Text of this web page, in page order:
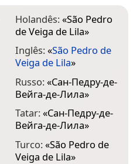
Holandês:«São Pedro
de Veiga de Lila»
Inglês:«São Pedro de
Veiga de Lila»
Russo:«Сан-Педру-де-
Вейга-де-Лила»
Tatar:«Сан-Педру-де-
Вейга-де-Лила»
Turco:«São Pedro de
Veiga de Lila»